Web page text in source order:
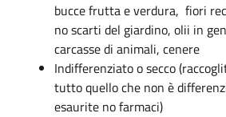
bucce frutta e verdura, fiori
no scarti del giardino, olii in
carcasse di animali, cenere
Indifferenziato o secco
tutto quello che non è
esaurite no farmaci)